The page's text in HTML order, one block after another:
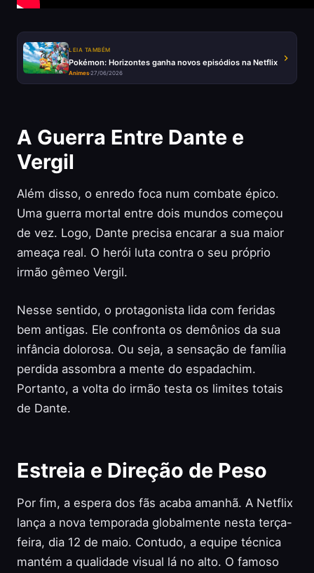
LEIA TAMBÉM
Pokémon: Horizontes ganha novos episódios na Netflix
Animes·27/06/2026
A Guerra Entre Dante e
Vergil
Além disso, o enredo foca num combate épico.
Uma guerra mortal entre dois mundos começou
de vez. Logo, Dante precisa encarar a sua maior
ameaça real. O herói luta contra o seu próprio
irmão gêmeo Vergil.
Nesse sentido, o protagonista lida com feridas
bem antigas. Ele confronta os demônios da sua
infância dolorosa. Ou seja, a sensação de família
perdida assombra a mente do espadachim.
Portanto, a volta do irmão testa os limites totais
de Dante.
Estreia e Direção de Peso
Por fim, a espera dos fãs acaba amanhã. A Netflix
lança a nova temporada globalmente nesta terça-
feira, dia 12 de maio. Contudo, a equipe técnica
mantém a qualidade visual lá no alto. O famoso